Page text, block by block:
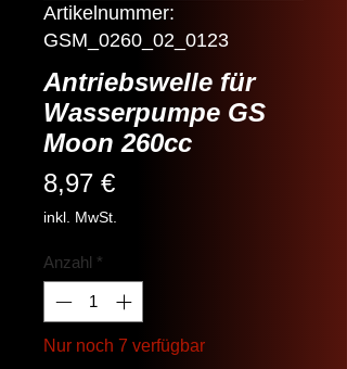
Artikelnummer:
GSM_0260_02_0123
Antriebswelle für
Wasserpumpe GS
Moon 260cc
8,97 €Preis
inkl. MwSt.
Anzahl *
Nur noch 7 verfügbar